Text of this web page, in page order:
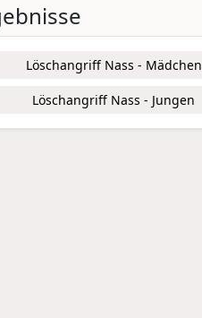
Löschangriff Nass - Mädchen
Löschangriff Nass - Jungen